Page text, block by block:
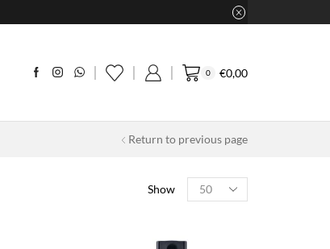
0 €0,00
Return to previous page
Show
Products
per